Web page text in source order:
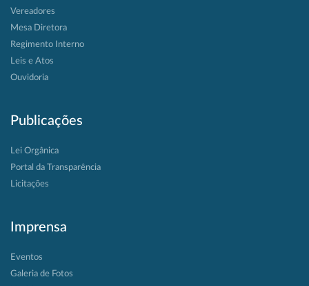
Vereadores
Mesa Diretora
Regimento Interno
Leis e Atos
Ouvidoria
Publicações
Lei Orgânica
Portal da Transparência
Licitações
Imprensa
Eventos
Galeria de Fotos